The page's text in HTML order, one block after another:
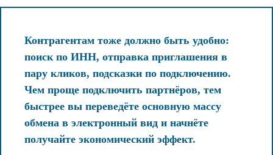
Контрагентам тоже должно быть удобно:
поиск по ИНН, отправка приглашения в
пару кликов, подсказки по подключению.
Чем проще подключить партнёров, тем
быстрее вы переведёте основную массу
обмена в электронный вид и начнёте
получайте экономический эффект.